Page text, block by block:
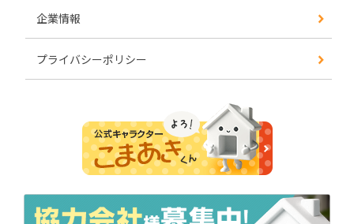
企業情報
プライバシーポリシー